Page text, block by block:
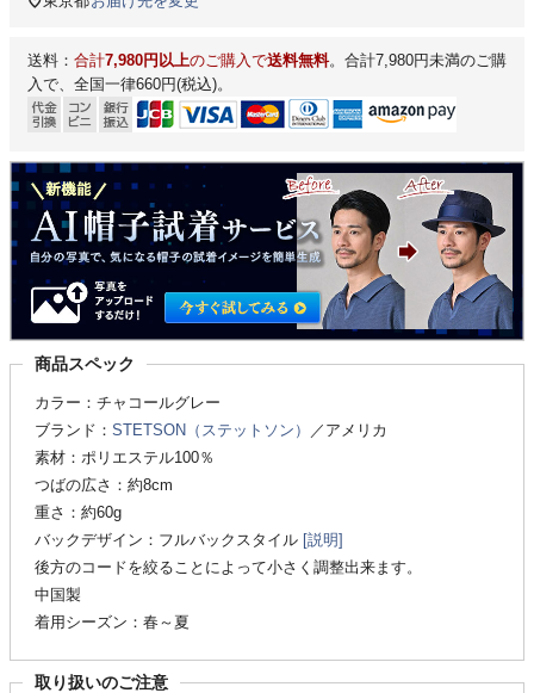
送料： 合計7,980円以上のご購入で送料無料。合計7,980円未満のご購
入で、全国一律660円(税込)。
商品スペック
カラー：チャコールグレー
ブランド： STETSON（ステットソン）
／アメリカ
素材：ポリエステル100％
つばの広さ：約8cm
重さ：約60g
バックデザイン：フルバックスタイル [説明]
後方のコードを絞ることによって小さく調整出来ます。
中国製
着用シーズン：春～夏
取り扱いのご注意